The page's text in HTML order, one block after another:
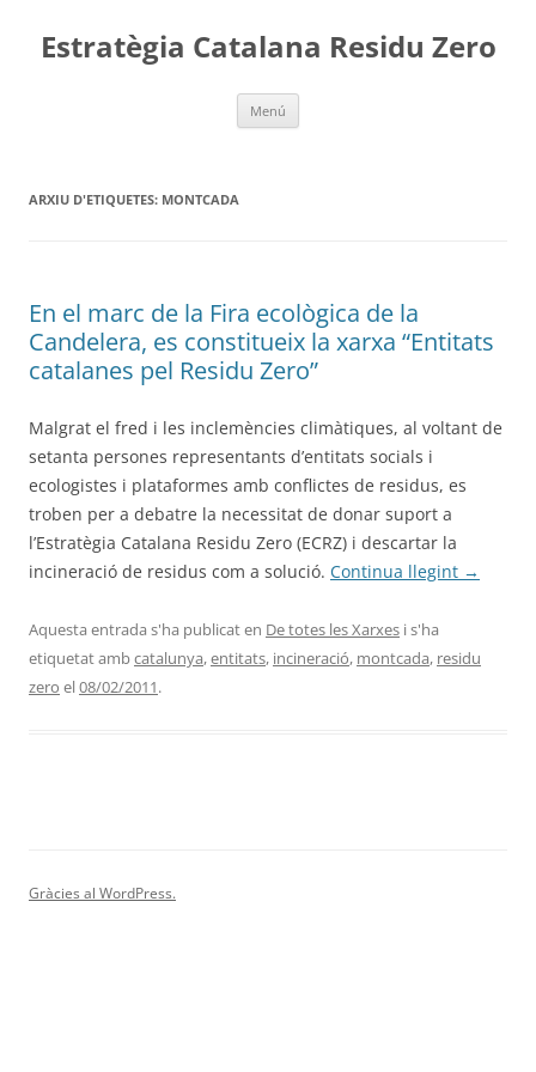
contingut
Estratègia Catalana Residu Zero
Menú
ARXIU D'ETIQUETES: MONTCADA
En el marc de la Fira ecològica de la
Candelera, es constitueix la xarxa “Entitats
catalanes pel Residu Zero”
Malgrat el fred i les inclemències climàtiques, al voltant de
setanta persones representants d’entitats socials i
ecologistes i plataformes amb conflictes de residus, es
troben per a debatre la necessitat de donar suport a
l’Estratègia Catalana Residu Zero (ECRZ) i descartar la
incineració de residus com a solució. Continua llegint →
Aquesta entrada s'ha publicat en De totes les Xarxes i s'ha
etiquetat ambcatalunya,entitats, incineració, montcada, residu
zero el08/02/2011.
Gràcies al WordPress.